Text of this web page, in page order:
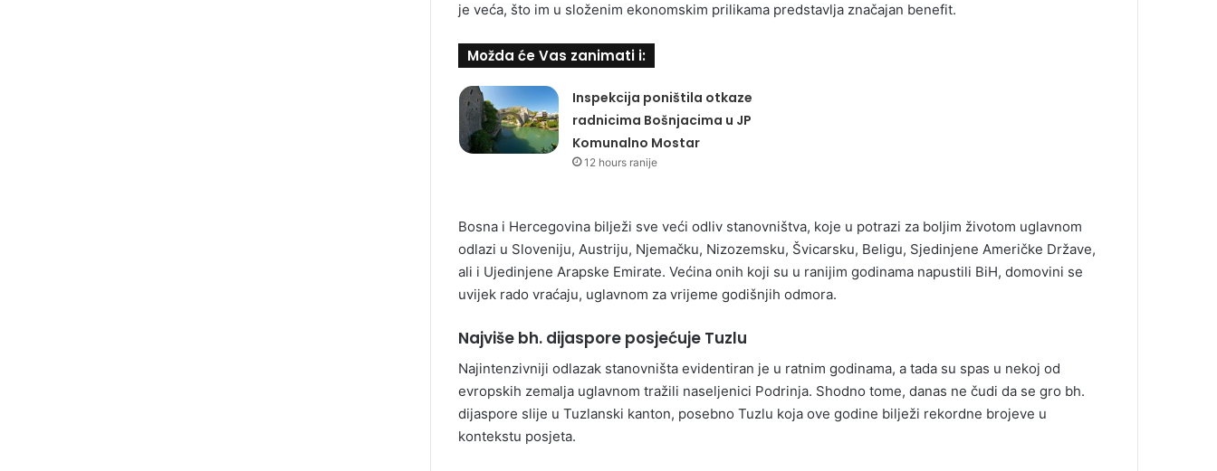
je veća, što im u složenim ekonomskim prilikama predstavlja značajan benefit.
Možda će Vas zanimati i:
Inspekcija poništila otkaze
radnicima Bošnjacima u JP
Komunalno Mostar
12 hours ranije
Bosna i Hercegovina bilježi sve veći odliv stanovništva, koje u potrazi za boljim životom uglavnom
odlazi u Sloveniju, Austriju, Njemačku, Nizozemsku, Švicarsku, Beligu, Sjedinjene Američke Države,
ali i Ujedinjene Arapske Emirate. Većina onih koji su u ranijim godinama napustili BiH, domovini se
uvijek rado vraćaju, uglavnom za vrijeme godišnjih odmora.
Najviše bh. dijaspore posjećuje Tuzlu
Najintenzivniji odlazak stanovništa evidentiran je u ratnim godinama, a tada su spas u nekoj od
evropskih zemalja uglavnom tražili naseljenici Podrinja. Shodno tome, danas ne čudi da se gro bh.
dijaspore slije u Tuzlanski kanton, posebno Tuzlu koja ove godine bilježi rekordne brojeve u
kontekstu posjeta.